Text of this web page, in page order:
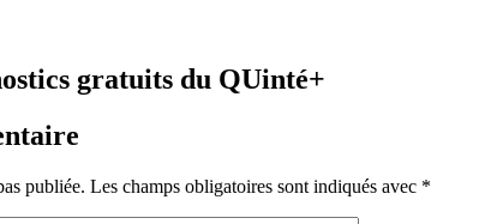
gratuits du QUinté+
publiée. Les champs obligatoires sont indiqués avec *